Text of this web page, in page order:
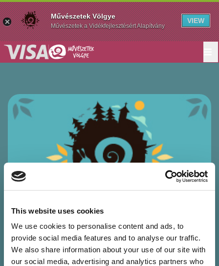
This website uses cookies
We use cookies to personalise content and ads, to
provide social media features and to analyse our traffic.
We also share information about your use of our site with
our social media, advertising and analytics partners who
Melecsky Kristóf
Művészetek Völgye
Művészetek a Vidékfejlesztésért Alapítvány
VIEW